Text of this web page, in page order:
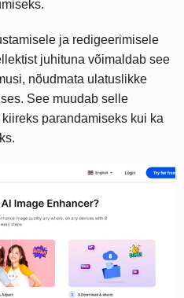
ja redigeerimisele
juhituna võimaldab see
nõudmata ulatuslikke
See muudab selle
parandamiseks kui ka